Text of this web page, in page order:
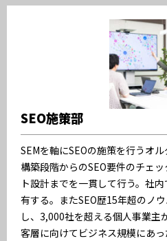
SEO施策部
SEMを軸にSEOの施策を行うオ
構築段階からのSEO要件のチェ
ト設計までを一貫して行う。社
有する。またSEO歴15年超のノ
し、3,000社を超える個人事業主
客層に向けてビジネス規模にあ